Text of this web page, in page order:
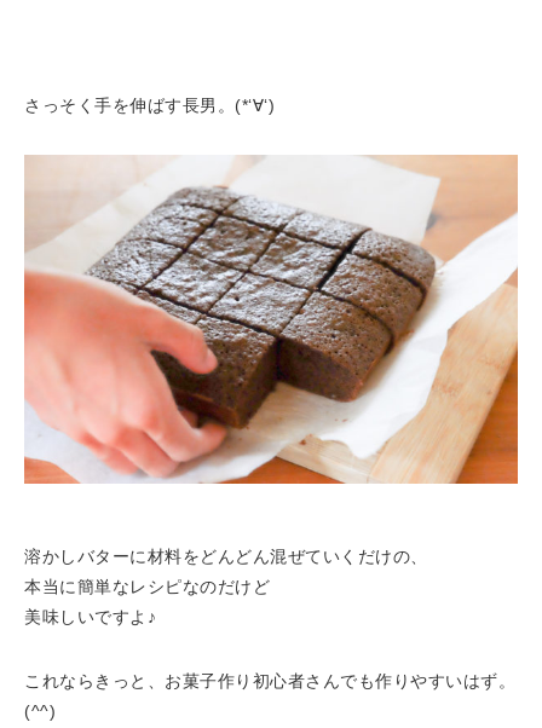
さっそく手を伸ばす長男。(*‘∀‘)
溶かしバターに材料をどんどん混ぜていくだけの、
本当に簡単なレシピなのだけど
美味しいですよ♪
これならきっと、お菓子作り初心者さんでも作りやすいはず。
(^^)